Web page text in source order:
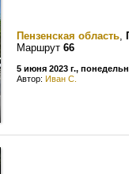
Пензенская область,
Маршрут 66
5 июня 2023 г.,
Автор: Иван С.